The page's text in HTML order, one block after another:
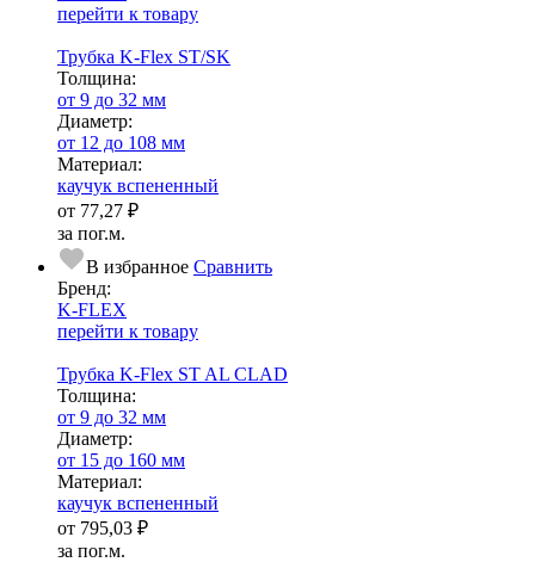
перейти к товару
Трубка K-Flex ST/SK
Тол­щи­на:
от 9 до 32 мм
Диаметр:
от 12 до 108 мм
Ма­­те­­ри­­ал:
каучук вспененный
от 77,27 ₽
за пог.м.
В избранное Сравнить
Бренд:
K-FLEX
перейти к товару
Трубка K-Flex ST AL CLAD
Тол­щи­на:
от 9 до 32 мм
Диаметр:
от 15 до 160 мм
Ма­­те­­ри­­ал:
каучук вспененный
от 795,03 ₽
за пог.м.